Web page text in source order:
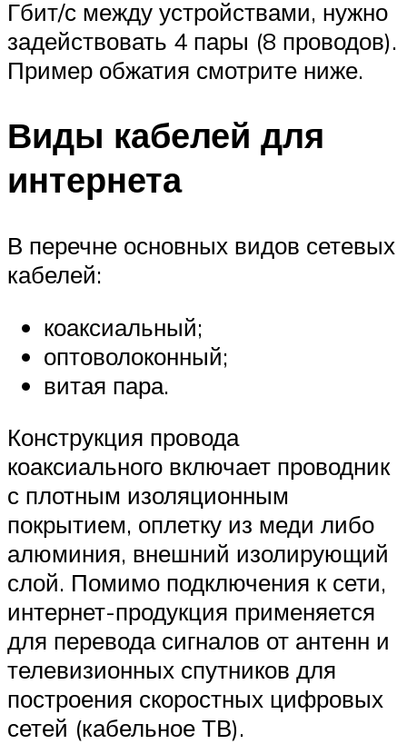
Гбит/с между устройствами, нужно
задействовать 4 пары (8 проводов).
Пример обжатия смотрите ниже.
Виды кабелей для
интернета
В перечне основных видов сетевых
кабелей:
коаксиальный;
оптоволоконный;
витая пара.
Конструкция провода
коаксиального включает проводник
с плотным изоляционным
покрытием, оплетку из меди либо
алюминия, внешний изолирующий
слой. Помимо подключения к сети,
интернет-продукция применяется
для перевода сигналов от антенн и
телевизионных спутников для
построения скоростных цифровых
сетей (кабельное ТВ).